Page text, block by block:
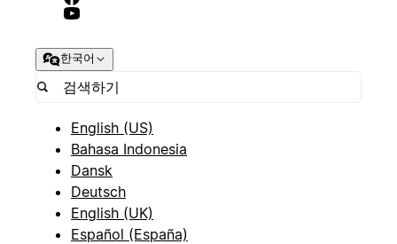
한국어
English (US)
Bahasa Indonesia
Dansk
Deutsch
English (UK)
Español (España)